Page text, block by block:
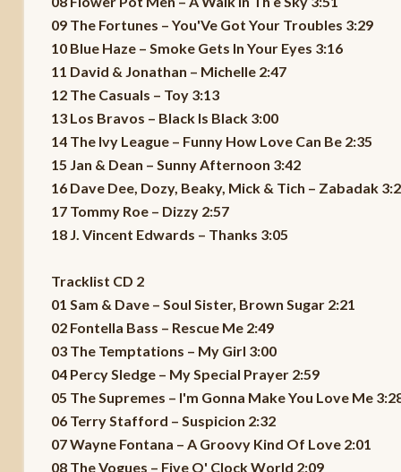
09 The Fortunes – You'Ve Got Your Troubles 3:29
10 Blue Haze – Smoke Gets In Your Eyes 3:16
11 David & Jonathan – Michelle 2:47
12 The Casuals – Toy 3:13
13 Los Bravos – Black Is Black 3:00
14 The Ivy League – Funny How Love Can Be 2:35
15 Jan & Dean – Sunny Afternoon 3:42
16 Dave Dee, Dozy, Beaky, Mick & Tich – Zabadak
17 Tommy Roe – Dizzy 2:57
18 J. Vincent Edwards – Thanks 3:05
Tracklist CD 2
01 Sam & Dave – Soul Sister, Brown Sugar 2:21
02 Fontella Bass – Rescue Me 2:49
03 The Temptations – My Girl 3:00
04 Percy Sledge – My Special Prayer 2:59
05 The Supremes – I'm Gonna Make You Love Me
06 Terry Stafford – Suspicion 2:32
07 Wayne Fontana – A Groovy Kind Of Love 2:01
08 The Vogues – Five O' Clock World 2:09